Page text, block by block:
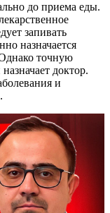
до приема еды.
запивать
назначается
точную
доктор.
и